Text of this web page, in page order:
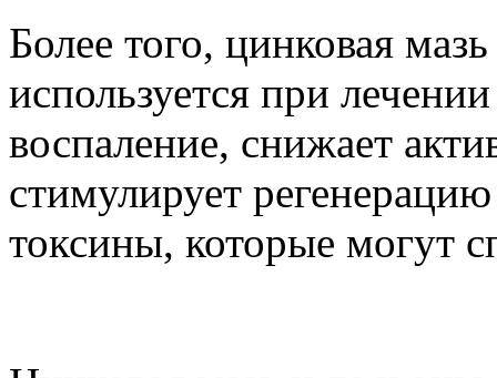
Более того, цинковая
используется при
воспаление, снижает
стимулирует
токсины, которые могут